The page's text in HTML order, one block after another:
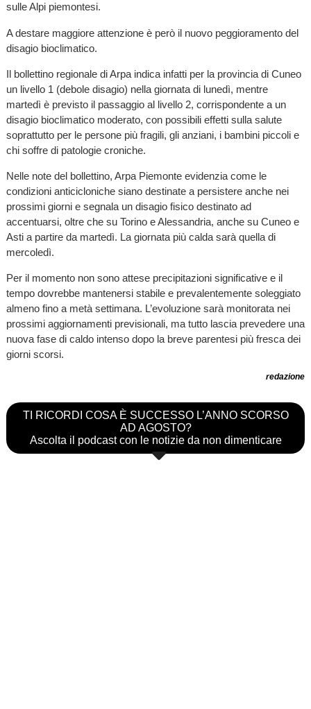
sulle Alpi piemontesi.
A destare maggiore attenzione è però il nuovo peggioramento del
disagio bioclimatico.
Il bollettino regionale di Arpa indica infatti per la provincia di Cuneo
un livello 1 (debole disagio) nella giornata di lunedì, mentre
martedì è previsto il passaggio al livello 2, corrispondente a un
disagio bioclimatico moderato, con possibili effetti sulla salute
soprattutto per le persone più fragili, gli anziani, i bambini piccoli e
chi soffre di patologie croniche.
Nelle note del bollettino, Arpa Piemonte evidenzia come le
condizioni anticicloniche siano destinate a persistere anche nei
prossimi giorni e segnala un disagio fisico destinato ad
accentuarsi, oltre che su Torino e Alessandria, anche su Cuneo e
Asti a partire da martedì. La giornata più calda sarà quella di
mercoledì.
Per il momento non sono attese precipitazioni significative e il
tempo dovrebbe mantenersi stabile e prevalentemente soleggiato
almeno fino a metà settimana. L’evoluzione sarà monitorata nei
prossimi aggiornamenti previsionali, ma tutto lascia prevedere una
nuova fase di caldo intenso dopo la breve parentesi più fresca dei
giorni scorsi.
redazione
TI RICORDI COSA È SUCCESSO L’ANNO SCORSO
AD AGOSTO?
Ascolta il podcast con le notizie da non dimenticare